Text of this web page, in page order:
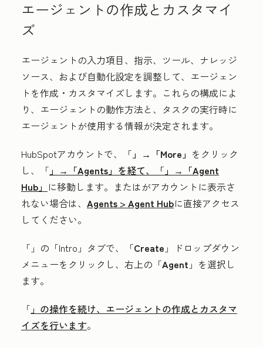
エージェントの作成とカスタマイ
ズ
エージェントの入力項目、指示、ツール、ナレッジ
ソース、および自動化設定を調整して、エージェン
トを作成・カスタマイズします。これらの構成によ
り、エージェントの動作方法と、タスクの実行時に
エージェントが使用する情報が決定されます。
HubSpotアカウントで、「 」→「More」 をクリック
し、「 」→「Agents」 を経て、「 」→「Agent
Hub」 に移動します。 またはがアカウントに表示さ
れない場合は、 Agents > Agent Hubに直接アクセス
してください。
「 」の「Intro 」タブで、「Create 」ドロップダウン
メニューをクリックし、右上の「Agent 」を選択し
ます。
「 」の操作を続け、エージェントの作成とカスタマ
イズを行います。